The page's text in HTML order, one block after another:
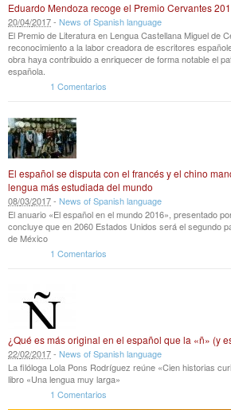
Eduardo Mendoza recoge el Premio Cervantes
20/04/2017- News of Spanish language
El Premio de Literatura en Lengua Castellana Miguel de
reconocimiento a la labor creadora de escritores
obra haya contribuido a enriquecer de forma notable el
española.
1 Comentarios
El español se disputa con el francés y el chino
lengua más estudiada del mundo
08/03/2017- News of Spanish language
El anuario «El español en el mundo 2016», presentado
concluye que en 2060 Estados Unidos será el segundo
de México
1 Comentarios
¿Qué es más original en el español que la «ñ» (y
22/02/2017- News of Spanish language
La filóloga Lola Pons Rodríguez reúne «Cien historias
libro «Una lengua muy larga»
1 Comentarios